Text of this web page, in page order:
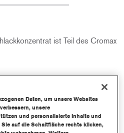
ist Teil des Cromax
mit außergewöhnlich genauer
trägt zur Steigerung
bei.
Daten, um unsere Websites
unsere
und personalisierte Inhalte und
auf die Schaltfläche rechts klicken,